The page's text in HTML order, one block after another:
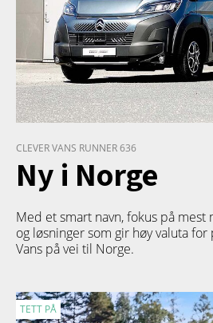
CLEVER VANS RUNNER 636
Ny i Norge
Med et smart navn, fokus på
og løsninger som gir høy valuta
Vans på vei til Norge.
TETT PÅ